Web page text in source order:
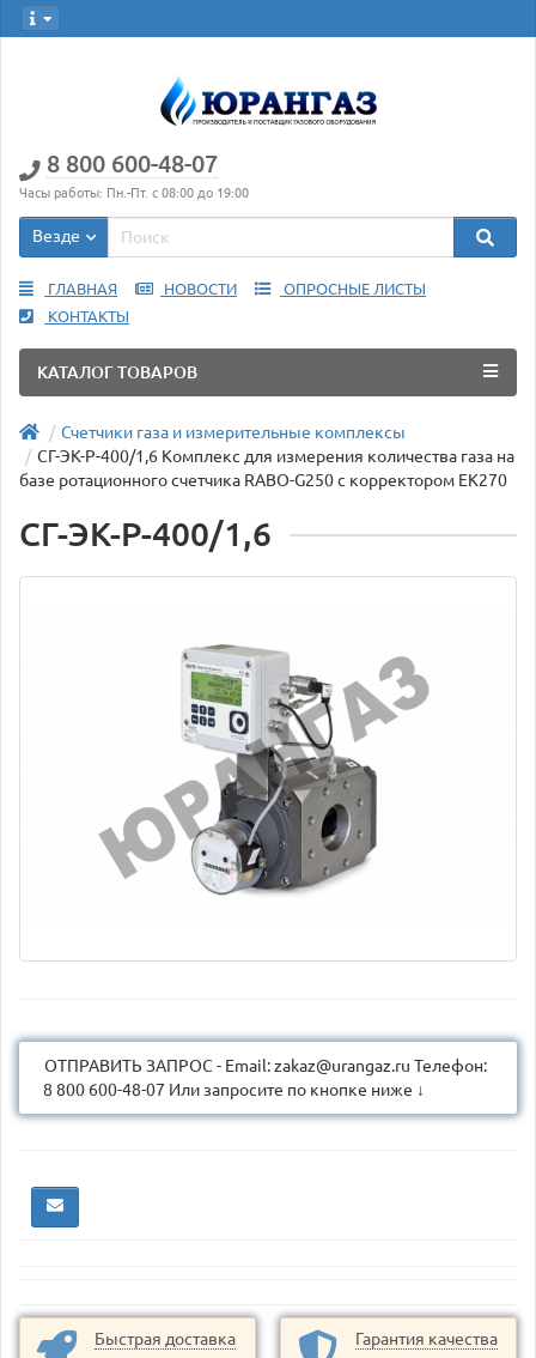
8 800 600-48-07
Часы работы: Пн.-Пт. с 08:00 до 19:00
Везде
ГЛАВНАЯ НОВОСТИ
ОПРОСНЫЕ ЛИСТЫ
КОНТАКТЫ
КАТАЛОГ ТОВАРОВ
Счетчики газа и измерительные комплексы
СГ-ЭК-Р-400/1,6 Комплекс для измерения количества газа на
базе ротационного счетчика RABO-G250 с корректором ЕК270
СГ-ЭК-Р-400/1,6
ОТПРАВИТЬ ЗАПРОС - Email: zakaz@urangaz.ru Телефон:
8 800 600-48-07 Или запросите по кнопке ниже ↓
Быстрая доставка Гарантия качества